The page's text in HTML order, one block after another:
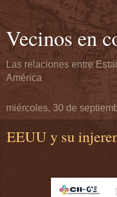
Vecinos en
Las relaciones entre
América
miércoles, 30 de
EEUU y su